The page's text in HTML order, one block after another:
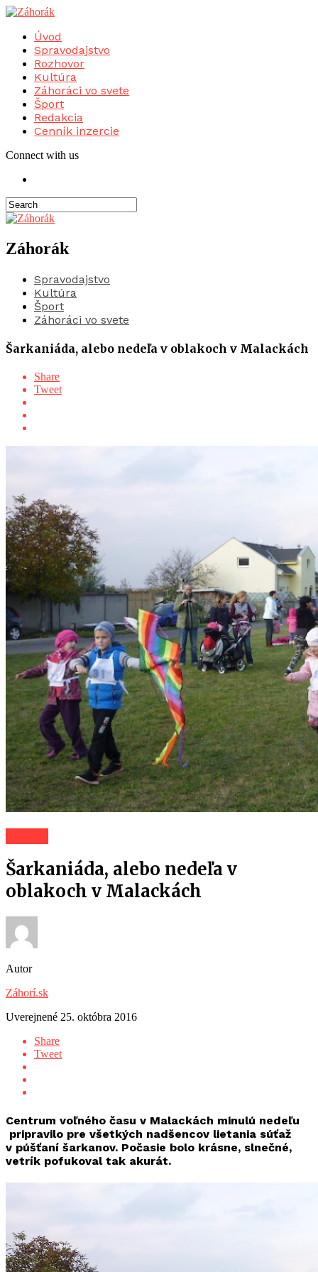
Úvod
Spravodajstvo
Rozhovor
Kultúra
Záhoráci vo svete
Šport
Redakcia
Cenník inzercie
Connect with us
Záhorák
Spravodajstvo
Kultúra
Šport
Záhoráci vo svete
Šarkaniáda, alebo nedeľa v oblakoch v Malackách
Share
Tweet
Šarkaniáda, alebo nedeľa v
oblakoch v Malackách
Autor
Záhorí.sk
Uverejnené 25. októbra 2016
Share
Tweet
Centrum voľného času v Malackách minulú nedeľu
pripravilo pre všetkých nadšencov lietania súťaž
v púšťaní šarkanov. Počasie bolo krásne, slnečné,
vetrík pofukoval tak akurát.